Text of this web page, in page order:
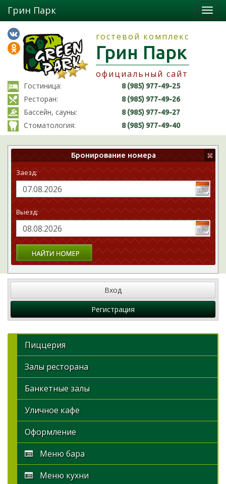
Грин Парк
гостевой комплекс
Грин Парк
официальный сайт
Гостиница: 8 (985) 977-49-25
Ресторан: 8 (985) 977-49-26
Бассейн, сауны: 8 (985) 977-49-27
Стоматология: 8 (985) 977-49-40
Бронирование номера ×
Заезд:
Выезд:
Вход
Регистрация
Пиццерия
Залы ресторана
Банкетные залы
Уличное кафе
Оформление
Меню бара
Меню кухни